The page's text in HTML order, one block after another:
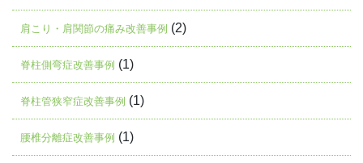
肩こり・肩関節の痛み改善事例 (2)
脊柱側弯症改善事例 (1)
脊柱管狭窄症改善事例 (1)
腰椎分離症改善事例 (1)